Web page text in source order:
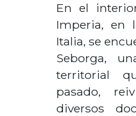
En el
Imperia, en
Italia, se
Seborga,
territorial
pasado,
diversos